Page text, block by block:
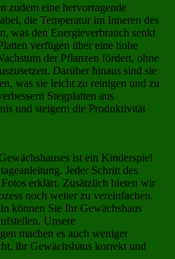
zudem eine hervorragende
die Temperatur im Inneren des
was den Energieverbrauch senkt
verfügen über eine hohe
der Pflanzen fördert, ohne
Darüber hinaus sind sie
was sie leicht zu reinigen und zu
Stegplatten aus
und steigern die Produktivität
ist ein Kinderspiel
Jeder Schritt des
erklärt. Zusätzlich bieten wir
noch weiter zu vereinfachen.
können Sie Ihr Gewächshaus
Unsere
machen es auch weniger
ihr Gewächshaus korrekt und